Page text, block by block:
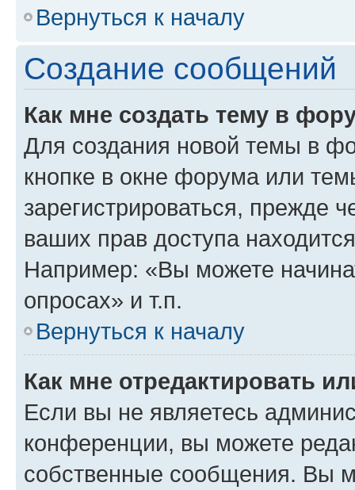
Вернуться к началу
Создание сообщений
Как мне создать тему в
Для создания новой темы в
кнопке в окне форума или
зарегистрироваться, прежде
ваших прав доступа
Например: «Вы можете
опросах» и т.п.
Вернуться к началу
Как мне отредактировать
Если вы не являетесь
конференции, вы можете
собственные сообщения. Вы